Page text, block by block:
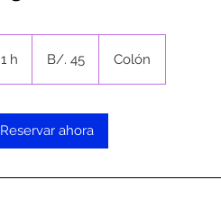
1 h
panameños
B/. 45 Colón
Reservar ahora